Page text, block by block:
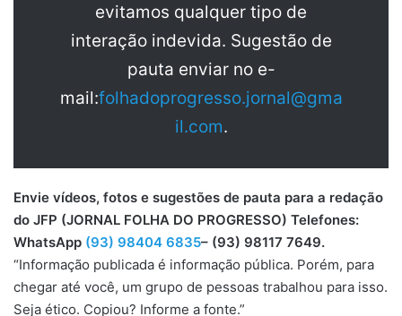
evitamos qualquer tipo de
interação indevida. Sugestão de
pauta enviar no e-
mail:folhadoprogresso.jornal@gma
il.com.
Envie vídeos, fotos e sugestões de pauta para a redação
do JFP (JORNAL FOLHA DO PROGRESSO) Telefones:
WhatsApp (93) 98404 6835– (93) 98117 7649.
“Informação publicada é informação pública. Porém, para
chegar até você, um grupo de pessoas trabalhou para isso.
Seja ético. Copiou? Informe a fonte.”